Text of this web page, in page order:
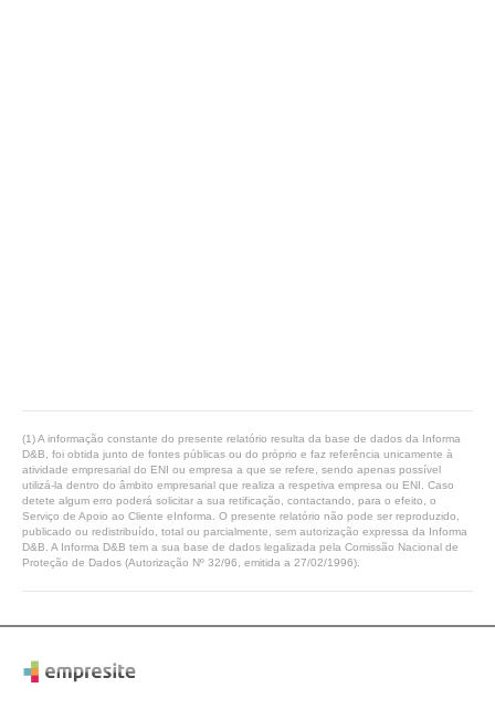
(1) A informação constante do presente relatório resulta da base de dados da Informa
D&B, foi obtida junto de fontes públicas ou do próprio e faz referência unicamente à
atividade empresarial do ENI ou empresa a que se refere, sendo apenas possível
utilizá-la dentro do âmbito empresarial que realiza a respetiva empresa ou ENI. Caso
detete algum erro poderá solicitar a sua retificação, contactando, para o efeito, o
Serviço de Apoio ao Cliente eInforma. O presente relatório não pode ser reproduzido,
publicado ou redistribuído, total ou parcialmente, sem autorização expressa da Informa
D&B. A Informa D&B tem a sua base de dados legalizada pela Comissão Nacional de
Proteção de Dados (Autorização Nº 32/96, emitida a 27/02/1996).